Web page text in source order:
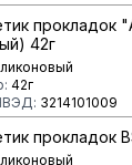
прокладок
42г
42г
3214101009
прокладок